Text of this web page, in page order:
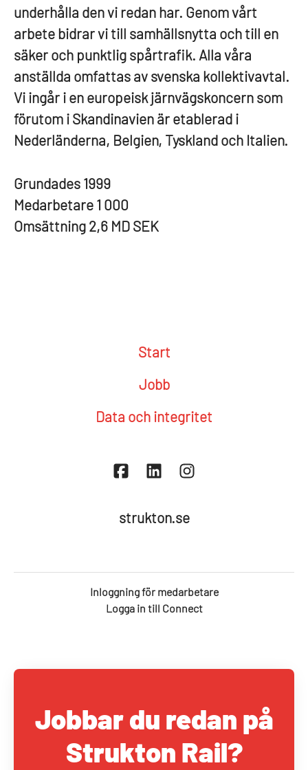
underhålla den vi redan har. Genom vårt
arbete bidrar vi till samhällsnytta och till en
säker och punktlig spårtrafik. Alla våra
anställda omfattas av svenska kollektivavtal.
Vi ingår i en europeisk järnvägskoncern som
förutom i Skandinavien är etablerad i
Nederländerna, Belgien, Tyskland och Italien.
Grundades 1999
Medarbetare 1 000
Omsättning 2,6 MD SEK
Start
Jobb
Data och integritet
strukton.se
Inloggning för medarbetare
Logga in till Connect
Jobbar du redan på
Strukton Rail?